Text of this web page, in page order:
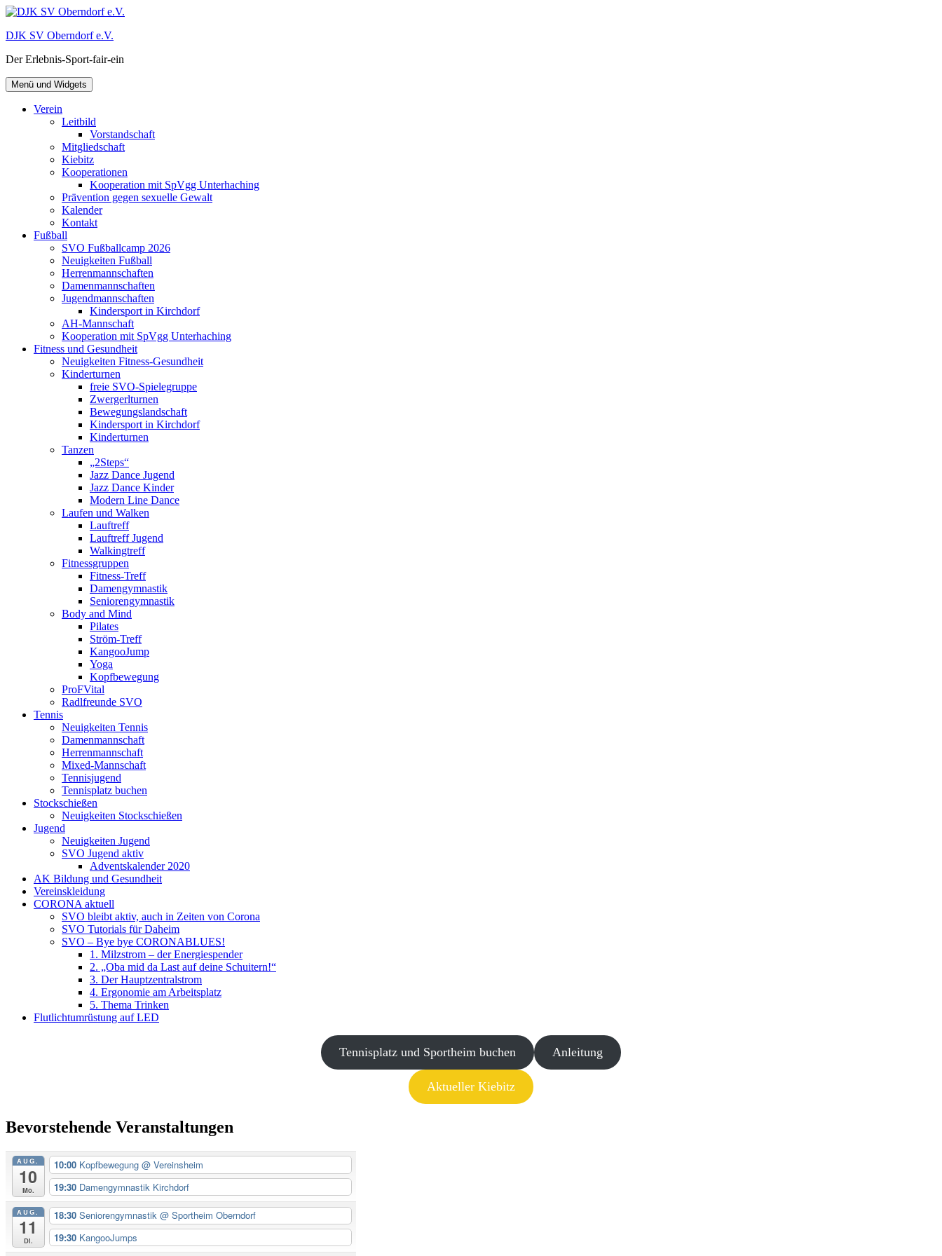
Zum
springen
DJK SV Oberndorf e.V.
Der Erlebnis-Sport-fair-ein
Menü und Widgets
Verein
Leitbild
Vorstandschaft
Mitgliedschaft
Kiebitz
Kooperationen
Kooperation mit SpVgg Unterhaching
Prävention gegen sexuelle Gewalt
Kalender
Kontakt
Fußball
SVO Fußballcamp 2026
Neuigkeiten Fußball
Herrenmannschaften
Damenmannschaften
Jugendmannschaften
Kindersport in Kirchdorf
AH-Mannschaft
Kooperation mit SpVgg Unterhaching
Fitness und Gesundheit
Neuigkeiten Fitness-Gesundheit
Kinderturnen
freie SVO-Spielegruppe
Zwergerlturnen
Bewegungslandschaft
Kindersport in Kirchdorf
Kinderturnen
Tanzen
„2Steps“
Jazz Dance Jugend
Jazz Dance Kinder
Modern Line Dance
Laufen und Walken
Lauftreff
Lauftreff Jugend
Walkingtreff
Fitnessgruppen
Fitness-Treff
Damengymnastik
Seniorengymnastik
Body and Mind
Pilates
Ström-Treff
KangooJump
Yoga
Kopfbewegung
ProFVital
Radlfreunde SVO
Tennis
Neuigkeiten Tennis
Damenmannschaft
Herrenmannschaft
Mixed-Mannschaft
Tennisjugend
Tennisplatz buchen
Stockschießen
Neuigkeiten Stockschießen
Jugend
Neuigkeiten Jugend
SVO Jugend aktiv
Adventskalender 2020
AK Bildung und Gesundheit
Vereinskleidung
CORONA aktuell
SVO bleibt aktiv, auch in Zeiten von Corona
SVO Tutorials für Daheim
SVO – Bye bye CORONABLUES!
1. Milzstrom – der Energiespender
2. „Oba mid da Last auf deine Schuitern!“
3. Der Hauptzentralstrom
4. Ergonomie am Arbeitsplatz
5. Thema Trinken
Flutlichtumrüstung auf LED
Tennisplatz und Sportheim buchen Anleitung
Aktueller Kiebitz
Bevorstehende Veranstaltungen
AUG.
10
Mo.
10:00 Kopfbewegung @ Vereinsheim
19:30 Damengymnastik Kirchdorf
AUG.
11
Di.
18:30 Seniorengymnastik @ Sportheim Oberndorf
19:30 KangooJumps